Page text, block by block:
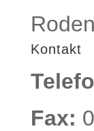
Roden
Kontakt
Fax: